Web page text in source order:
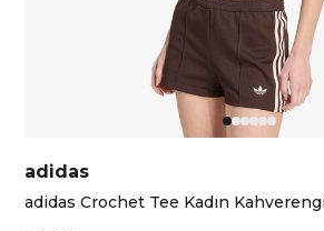
adidas
adidas Crochet Tee Kadın